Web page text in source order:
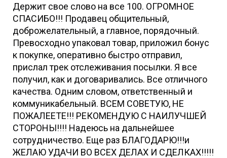
Держит свое слово на все 100. ОГРОМНОЕ
СПАСИБО!!! Продавец общительный,
доброжелательный, а главное, порядочный.
Превосходно упаковал товар, приложил бонус
к покупке, оперативно быстро отправил,
прислал трек отслеживания посылки. Я все
получил, как и договаривались. Все отличного
качества. Одним словом, ответственный и
коммуникабельный. ВСЕМ СОВЕТУЮ, НЕ
ПОЖАЛЕЕТЕ!!! РЕКОМЕНДУЮ С НАИЛУЧШЕЙ
СТОРОНЫ!!!! Надеюсь на дальнейшее
сотрудничество. Еще раз БЛАГОДАРЮ!!!и
ЖЕЛАЮ УДАЧИ ВО ВСЕХ ДЕЛАХ И СДЕЛКАХ!!!!!